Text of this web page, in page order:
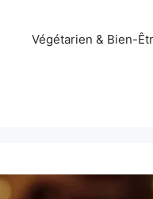
Végétarien & Bien-